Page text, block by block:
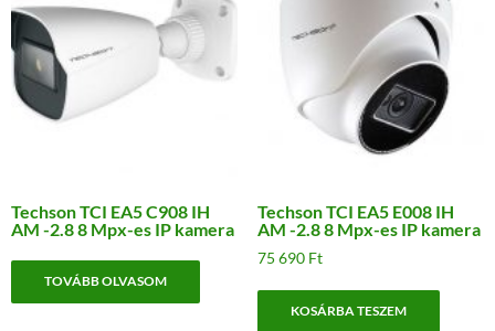
Techson TCI EA5 C908 IH
AM -2.8 8 Mpx-es IP kamera
TOVÁBB OLVASOM
Techson TCI EA5 E008 IH
AM -2.8 8 Mpx-es IP kamera
75 690 Ft
KOSÁRBA TESZEM